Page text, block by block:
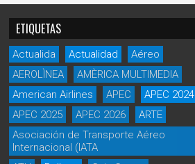
ETIQUETAS
Actualida Actualidad
Aéreo
AEROLÌNEA
AMÈRICA MULTIMEDIA
American Airlines
APEC
APEC 2024
APEC 2025
APEC 2026
ARTE
Asociación de Transporte Aéreo
Internacional (IATA